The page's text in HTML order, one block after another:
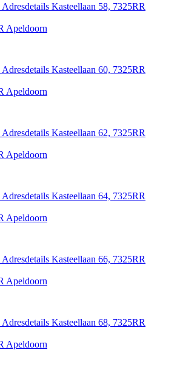
Adresdetails Kasteellaan 58, 7325RR
Apeldoorn
Adresdetails Kasteellaan 60, 7325RR
Apeldoorn
Adresdetails Kasteellaan 62, 7325RR
Apeldoorn
Adresdetails Kasteellaan 64, 7325RR
Apeldoorn
Adresdetails Kasteellaan 66, 7325RR
Apeldoorn
Adresdetails Kasteellaan 68, 7325RR
Apeldoorn